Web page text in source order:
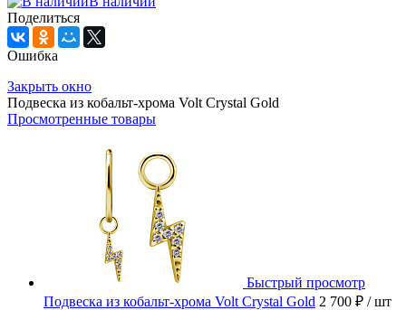
Поделиться
Ошибка
Закрыть окно
Подвеска из кобальт-хрома Volt Crystal Gold
Просмотренные товары
Быстрый просмотр
Подвеска из кобальт-хрома Volt Crystal Gold 2 700 ₽ / шт